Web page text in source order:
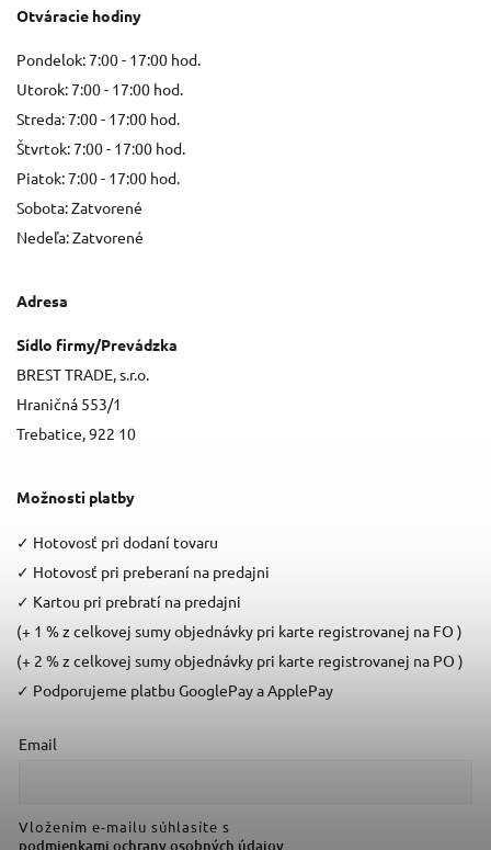
Otváracie hodiny
Pondelok: 7:00 - 17:00 hod.
Utorok: 7:00 - 17:00 hod.
Streda: 7:00 - 17:00 hod.
Štvrtok: 7:00 - 17:00 hod.
Piatok: 7:00 - 17:00 hod.
Sobota: Zatvorené
Nedeľa: Zatvorené
Adresa
Sídlo firmy/Prevádzka
BREST TRADE, s.r.o.
Hraničná 553/1
Trebatice, 922 10
Možnosti platby
✓ Hotovosť pri dodaní tovaru
✓ Hotovosť pri preberaní na predajni
✓ Kartou pri prebratí na predajni
(+ 1 % z celkovej sumy objednávky pri karte registrovanej na FO )
(+ 2 % z celkovej sumy objednávky pri karte registrovanej na PO )
✓ Podporujeme platbu GooglePay a ApplePay
Email
Vložením e-mailu súhlasíte s
podmienkami ochrany osobných údajov